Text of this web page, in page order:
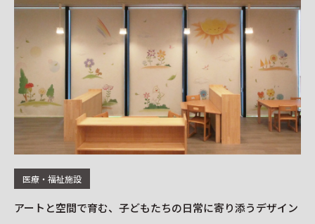
レイアウトシミュレーター
医療・福祉施設
アートと空間で育む、子どもたちの日常に寄り添うデザイン